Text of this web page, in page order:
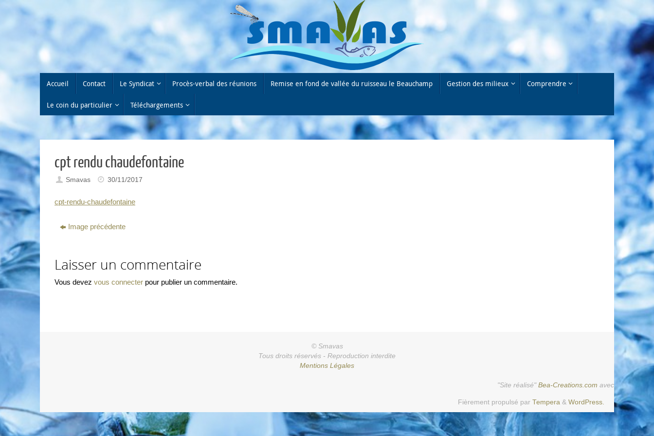
Passer
auAccueil Contact Le Syndicat Procès-verbal des réunions Remise en fond de vallée du ruisseau le Beauchamp Gestion des milieux Comprendre
Le coin du particulier Téléchargements
cpt rendu chaudefontaine
Smavas 30/11/2017
cpt-rendu-chaudefontaine
Image précédente
Laisser un commentaire
Vous devez vous connecter pour publier un commentaire.
© Smavas
Tous droits réservés - Reproduction interdite
Mentions Légales
"Site réalisé" Bea-Creations.com avec
Fièrement propulsé par Tempera & WordPress.